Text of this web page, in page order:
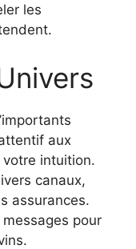
les
aux
intuition.
canaux,
assurances.
pour